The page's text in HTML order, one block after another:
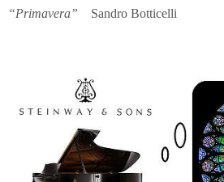
“Primavera” Sandro Botticelli